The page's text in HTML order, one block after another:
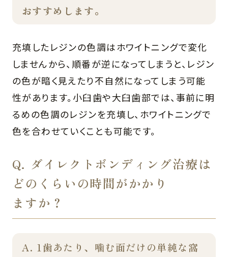
おすすめします。
充填したレジンの色調はホワイトニングで変化
しませんから、順番が逆になってしまうと、レジン
の色が暗く見えたり不自然になってしまう可能
性があります。小臼歯や大臼歯部では、事前に明
るめの色調のレジンを充填し、ホワイトニングで
色を合わせていくことも可能です。
Q. ダイレクトボンディング治療は
どのくらいの時間がかかり
ますか？
A. 1歯あたり、噛む面だけの単純な窩